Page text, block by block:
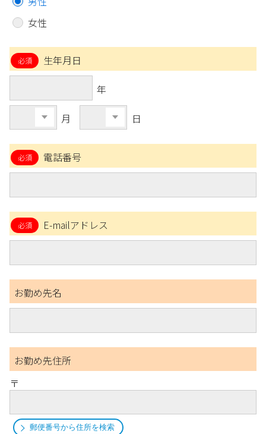
女性
生年月日
年
月 日
電話番号
E-mailアドレス
お勤め先名
お勤め先住所
〒
郵便番号から住所を検索